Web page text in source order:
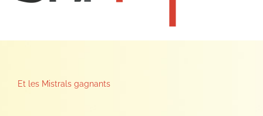
Et les Mistrals gagnants